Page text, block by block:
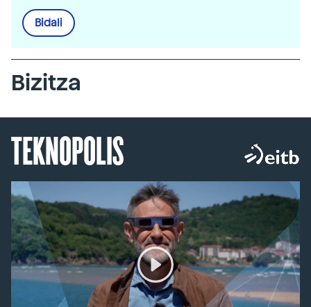
Bidali
Bizitza
TEKNOPOLIS